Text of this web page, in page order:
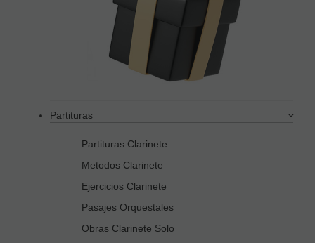
Partituras
Partituras Clarinete
Metodos Clarinete
Ejercicios Clarinete
Pasajes Orquestales
Obras Clarinete Solo